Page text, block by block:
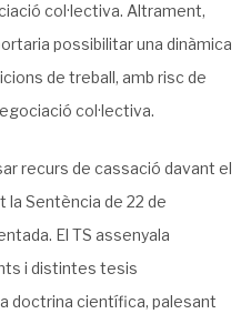
col·lectiva. Altrament,
possibilitar una dinàmica
de treball, amb risc de
col·lectiva.
recurs de cassació davant el
la Sentència de 22 de
El TS assenyala
i distintes tesis
doctrina científica, palesant